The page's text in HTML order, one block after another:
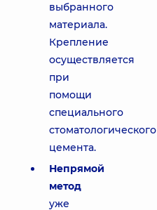
выбранного
материала.
Крепление
осуществляется
при
помощи
специального
стоматологического
цемента.
Непрямой
метод
уже